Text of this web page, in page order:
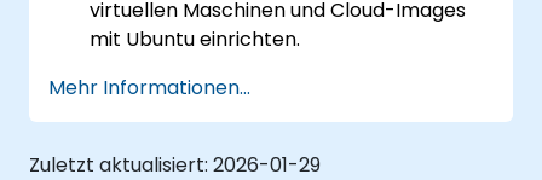
virtuellen Maschinen und Cloud-Images
mit Ubuntu einrichten.
sowie die verschiedenen Varianten
verstehen.
Netzwerkkomponenten und
Mehr Informationen...
Zuletzt aktualisiert: 2026-01-29